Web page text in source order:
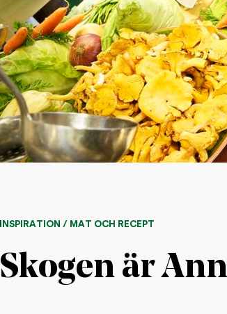
INSPIRATION / MAT OCH RECEPT
Skogen är